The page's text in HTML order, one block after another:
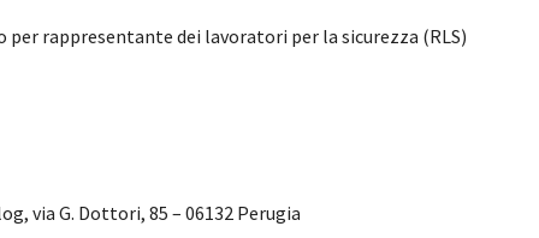
per rappresentante dei lavoratori per la sicurezza (RLS)
via G. Dottori, 85 – 06132 Perugia